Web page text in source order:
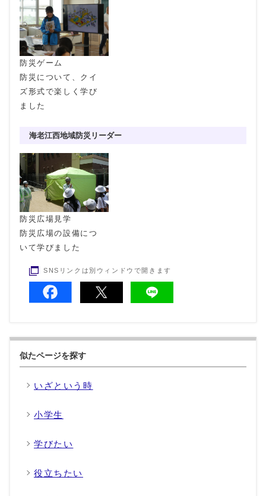
防災ゲーム
防災について、クイ
ズ形式で楽しく学び
ました
海老江西地域防災リーダー
防災広場見学
防災広場の設備につ
いて学びました
SNSリンクは別ウィンドウで開きます
似たページを探す
いざという時
小学生
学びたい
役立ちたい